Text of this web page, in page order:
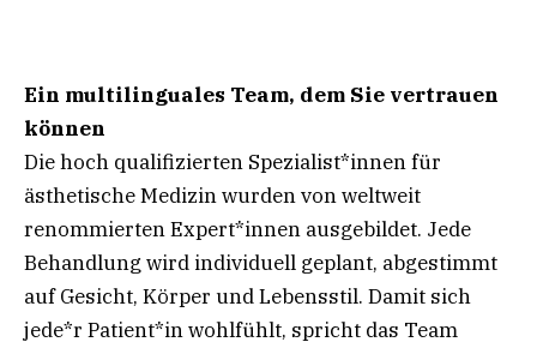
Ein multilinguales Team, dem Sie vertrauen
können
Die hoch qualifizierten Spezialist*innen für
ästhetische Medizin wurden von weltweit
renommierten Expert*innen ausgebildet. Jede
Behandlung wird individuell geplant, abgestimmt
auf Gesicht, Körper und Lebensstil. Damit sich
jede*r Patient*in wohlfühlt, spricht das Team